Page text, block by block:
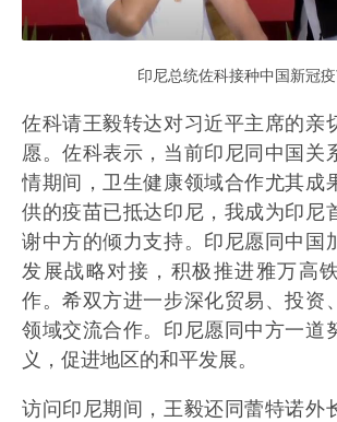
印尼总统佐科接种中国新冠
佐科请王毅转达对习近平主席的亲
愿。佐科表示，当前印尼同中国关
情期间，卫生健康领域合作尤其成
供的疫苗已抵达印尼，我成为印尼
谢中方的倾力支持。印尼愿同中国
发展战略对接，积极推进雅万高
作。希双方进一步深化贸易、投资
领域交流合作。印尼愿同中方一道
义，促进地区的和平发展。
访问印尼期间，王毅还同蕾特诺外